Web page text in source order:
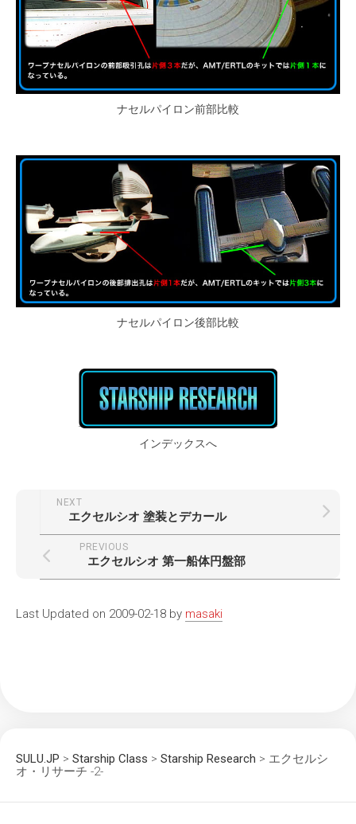
ナセルパイロン前部比較
ナセルパイロン後部比較
インデックスへ
NEXT
エクセルシオ 塗装とデカール
PREVIOUS
エクセルシオ 第一船体円盤部
Last Updated on 2009-02-18 by masaki
SULU.JP > Starship Class > Starship Research > エクセルシ
オ・リサーチ -2-